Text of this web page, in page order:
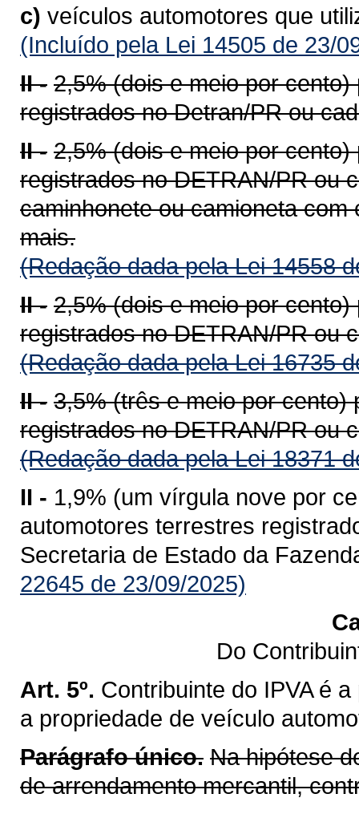
c) veículos automotores que
(Incluído pela Lei 14505 de 23/
II - 2,5% (dois e meio por
registrados no Detran/PR ou
II - 2,5% (dois e meio por
registrados no DETRAN/PR ou
caminhonete ou camioneta
mais.
(Redação dada pela Lei 14558
II - 2,5% (dois e meio por
registrados no DETRAN/PR ou
(Redação dada pela Lei 16735
II - 3,5% (três e meio por
registrados no DETRAN/PR ou
(Redação dada pela Lei 18371
II - 1,9% (um vírgula nove por
automotores terrestres
Secretaria de Estado da
22645 de 23/09/2025)
Do
Art. 5º. Contribuinte do IPVA é
a propriedade de veículo
Parágrafo único. Na hipótese
de arrendamento mercantil,